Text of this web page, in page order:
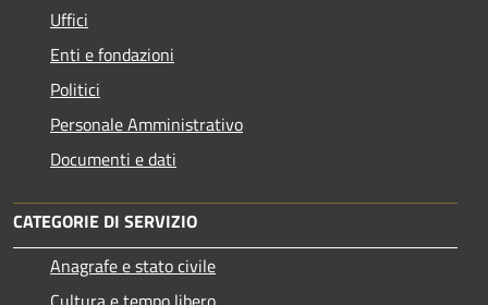
Uffici
Enti e fondazioni
Politici
Personale Amministrativo
Documenti e dati
CATEGORIE DI SERVIZIO
Anagrafe e stato civile